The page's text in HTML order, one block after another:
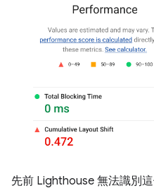
先前 Lighthouse 無法識別